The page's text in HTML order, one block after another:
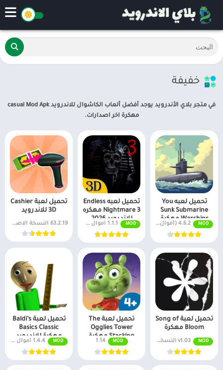
خفيفة
في متجر بلاي الأندرويد يوجد أفضل ألعاب الكاشوال للاندرويد casual Mod Apk
مهكرة اخر اصدارات.
تحميل لعبه You
Sunk Submarine
Warships مهكرة
للاندرويد MOD 4.6.2 (أموال لا نهائية + جميع المستويات)
تحميل لعبه Endless
Nightmare 3 مهكره
للاندرويد 2026
MOD 1.1.1 اموال غير محدودة
تحميل لعبة Cashier
3D للاندرويد
63.2.19 النسخة الاصلية
تحميل لعبة Song of
Bloom مهكرة
MOD v1.03 النسخة المدفوعة مجاناً
تحميل لعبة The
Ogglies Tower
Stacking مهكرة
للاندرويد
MOD
1.14
تحميل لعبة Baldi’s
Basics Classic
مهكرة للاندرويد
MOD 1.4.4 اموال غير محدودة